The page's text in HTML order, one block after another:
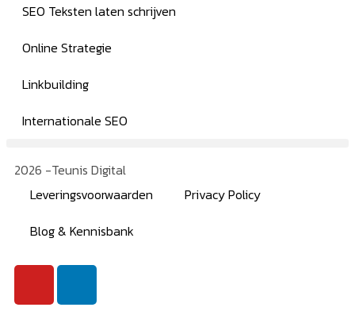
SEO Teksten laten schrijven
Online Strategie
Linkbuilding
Internationale SEO
2026 -Teunis Digital
Leveringsvoorwaarden
Privacy Policy
Blog & Kennisbank